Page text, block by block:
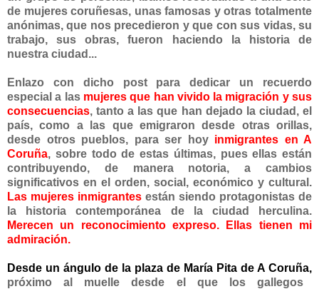
de mujeres coruñesas, unas famosas y otras totalmente
anónimas, que nos precedieron y que con sus vidas, su
trabajo, sus obras, fueron haciendo la historia de
nuestra ciudad...
Enlazo con dicho post para dedicar un recuerdo
especial a las mujeres que han vivido la migración y sus
consecuencias, tanto a las que han dejado la ciudad, el
país, como a las que emigraron desde otras orillas,
desde otros pueblos, para ser hoy inmigrantes en A
Coruña, sobre todo de estas últimas, pues ellas están
contribuyendo, de manera notoria, a cambios
significativos en el orden, social, económico y cultural.
Las mujeres inmigrantes están siendo protagonistas de
la historia contemporánea de la ciudad herculina.
Merecen un reconocimiento expreso. Ellas tienen mi
admiración.
Desde un ángulo de la plaza de María Pita de A Coruña,
próximo al muelle desde el que los gallegos